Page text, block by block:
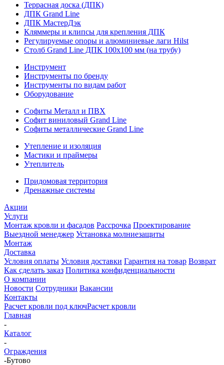
Террасная доска (ДПК)
ДПК Grand Line
ДПК МастерДэк
Кляммеры и клипсы для крепления ДПК
Регулируемые опоры и алюминиевые лаги Hilst
Столб Grand Line ДПК 100х100 мм (на трубу)
Инструмент
Инструменты по бренду
Инструменты по видам работ
Оборудование
Софиты Металл и ПВХ
Софит виниловый Grand Line
Софиты металлические Grand Line
Утепление и изоляция
Мастики и праймеры
Утеплитель
Придомовая территория
Дренажные системы
Акции
Услуги
Монтаж кровли и фасадов Рассрочка Проектирование
Выездной менеджер Установка молниезащиты
Монтаж
Доставка
Условия оплаты Условия доставки Гарантия на товар Возврат
Как сделать заказ Политика конфиденциальности
О компании
Новости Сотрудники Вакансии
Контакты
Расчет кровли под ключРасчет кровли
Главная
-
Каталог
-
Ограждения
-Бутово